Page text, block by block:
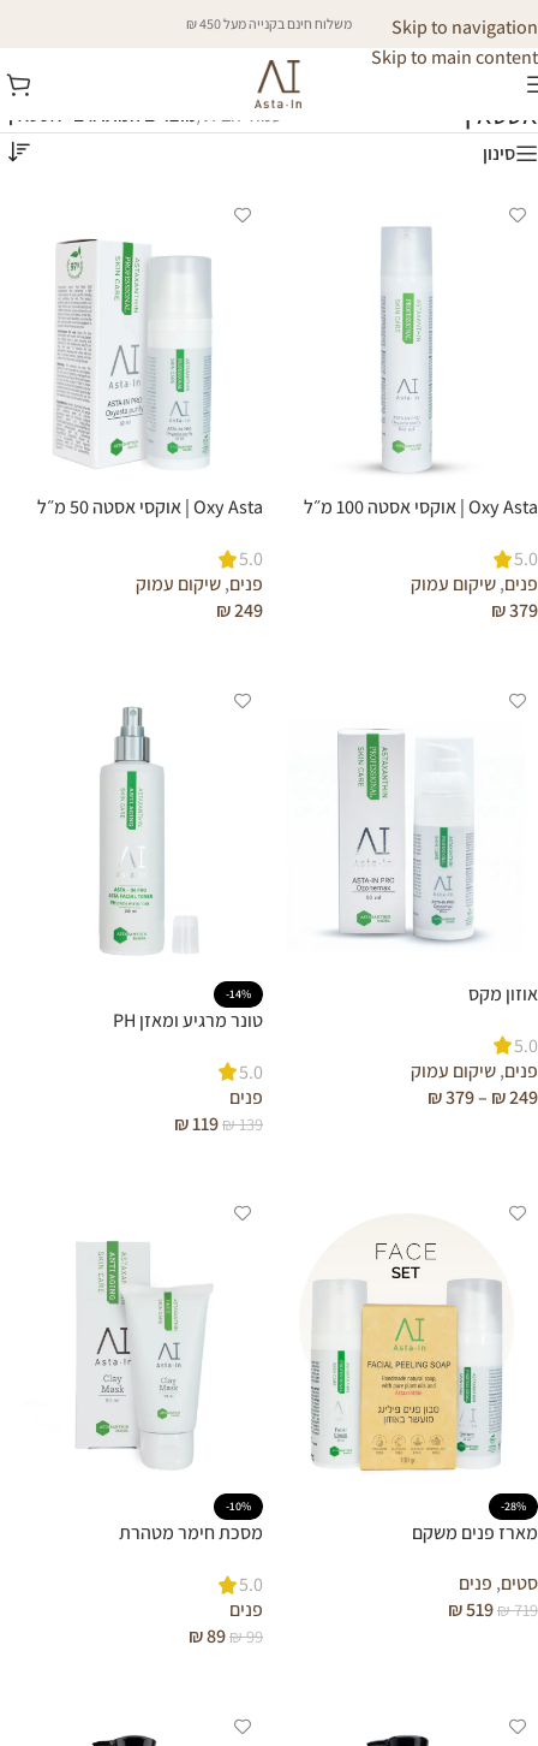
Skip to navigation
Skip to main content
משלוח חינם בקנייה מעל 450 ₪
אסטאין עמוד הבית/מוצרים המתויגים “אסטאין”
סינון
Oxy Asta | אוקסי אסטה 100 מ״ל
5.0
פנים,שיקום עמוק
₪379
Oxy Asta | אוקסי אסטה 50 מ״ל
5.0
פנים,שיקום עמוק
₪249
אוזון מקס
5.0
פנים,שיקום עמוק
₪249
–
₪379
-14%
טונר מרגיע ומאזן PH
5.0
פנים
₪139
₪119
-28%
מארז פנים משקם
סטים, פנים
₪719
₪519
-10%
מסכת חימר מטהרת
5.0
פנים
₪99
₪89